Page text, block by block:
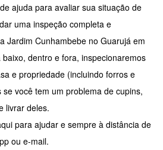
ajuda para avaliar sua situação de
uma inspeção completa e
Jardim Cunhambebe no Guarujá em
dentro e fora, inspecionaremos
e propriedade (incluindo forros e
você tem um problema de cupins,
livrar deles.
para ajudar e sempre à distância de
ou e-mail.